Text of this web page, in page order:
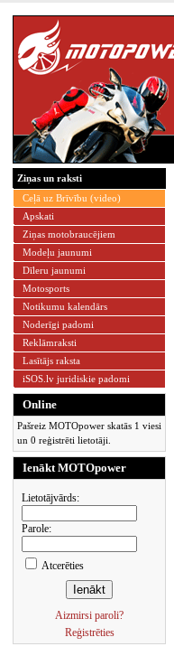
Ziņas un raksti
Ceļā uz Brīvību (video)
Apskati
Ziņas motobraucējiem
Modeļu jaunumi
Dīleru jaunumi
Motosports
Notikumu kalendārs
Noderīgi padomi
Reklāmraksti
Lasītājs raksta
iSOS.lv juridiskie padomi
Online
Pašreiz MOTOpower skatās 1 viesi
un 0 reģistrēti lietotāji.
Ienākt MOTOpower
Lietotājvārds:
Parole:
Atcerēties
Aizmirsi paroli?
Reģistrēties